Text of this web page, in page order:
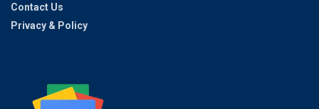
Contact Us
Privacy & Policy